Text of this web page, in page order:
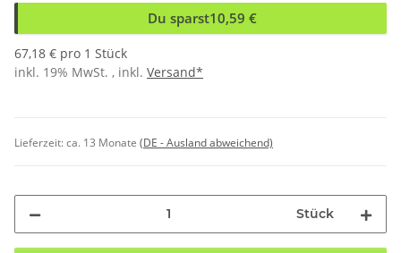
Du sparst10,59 €
67,18 € pro 1 Stück
inkl. 19% MwSt. , inkl. Versand*
Lieferzeit:ca. 13 Monate (DE - Ausland abweichend)
Stück